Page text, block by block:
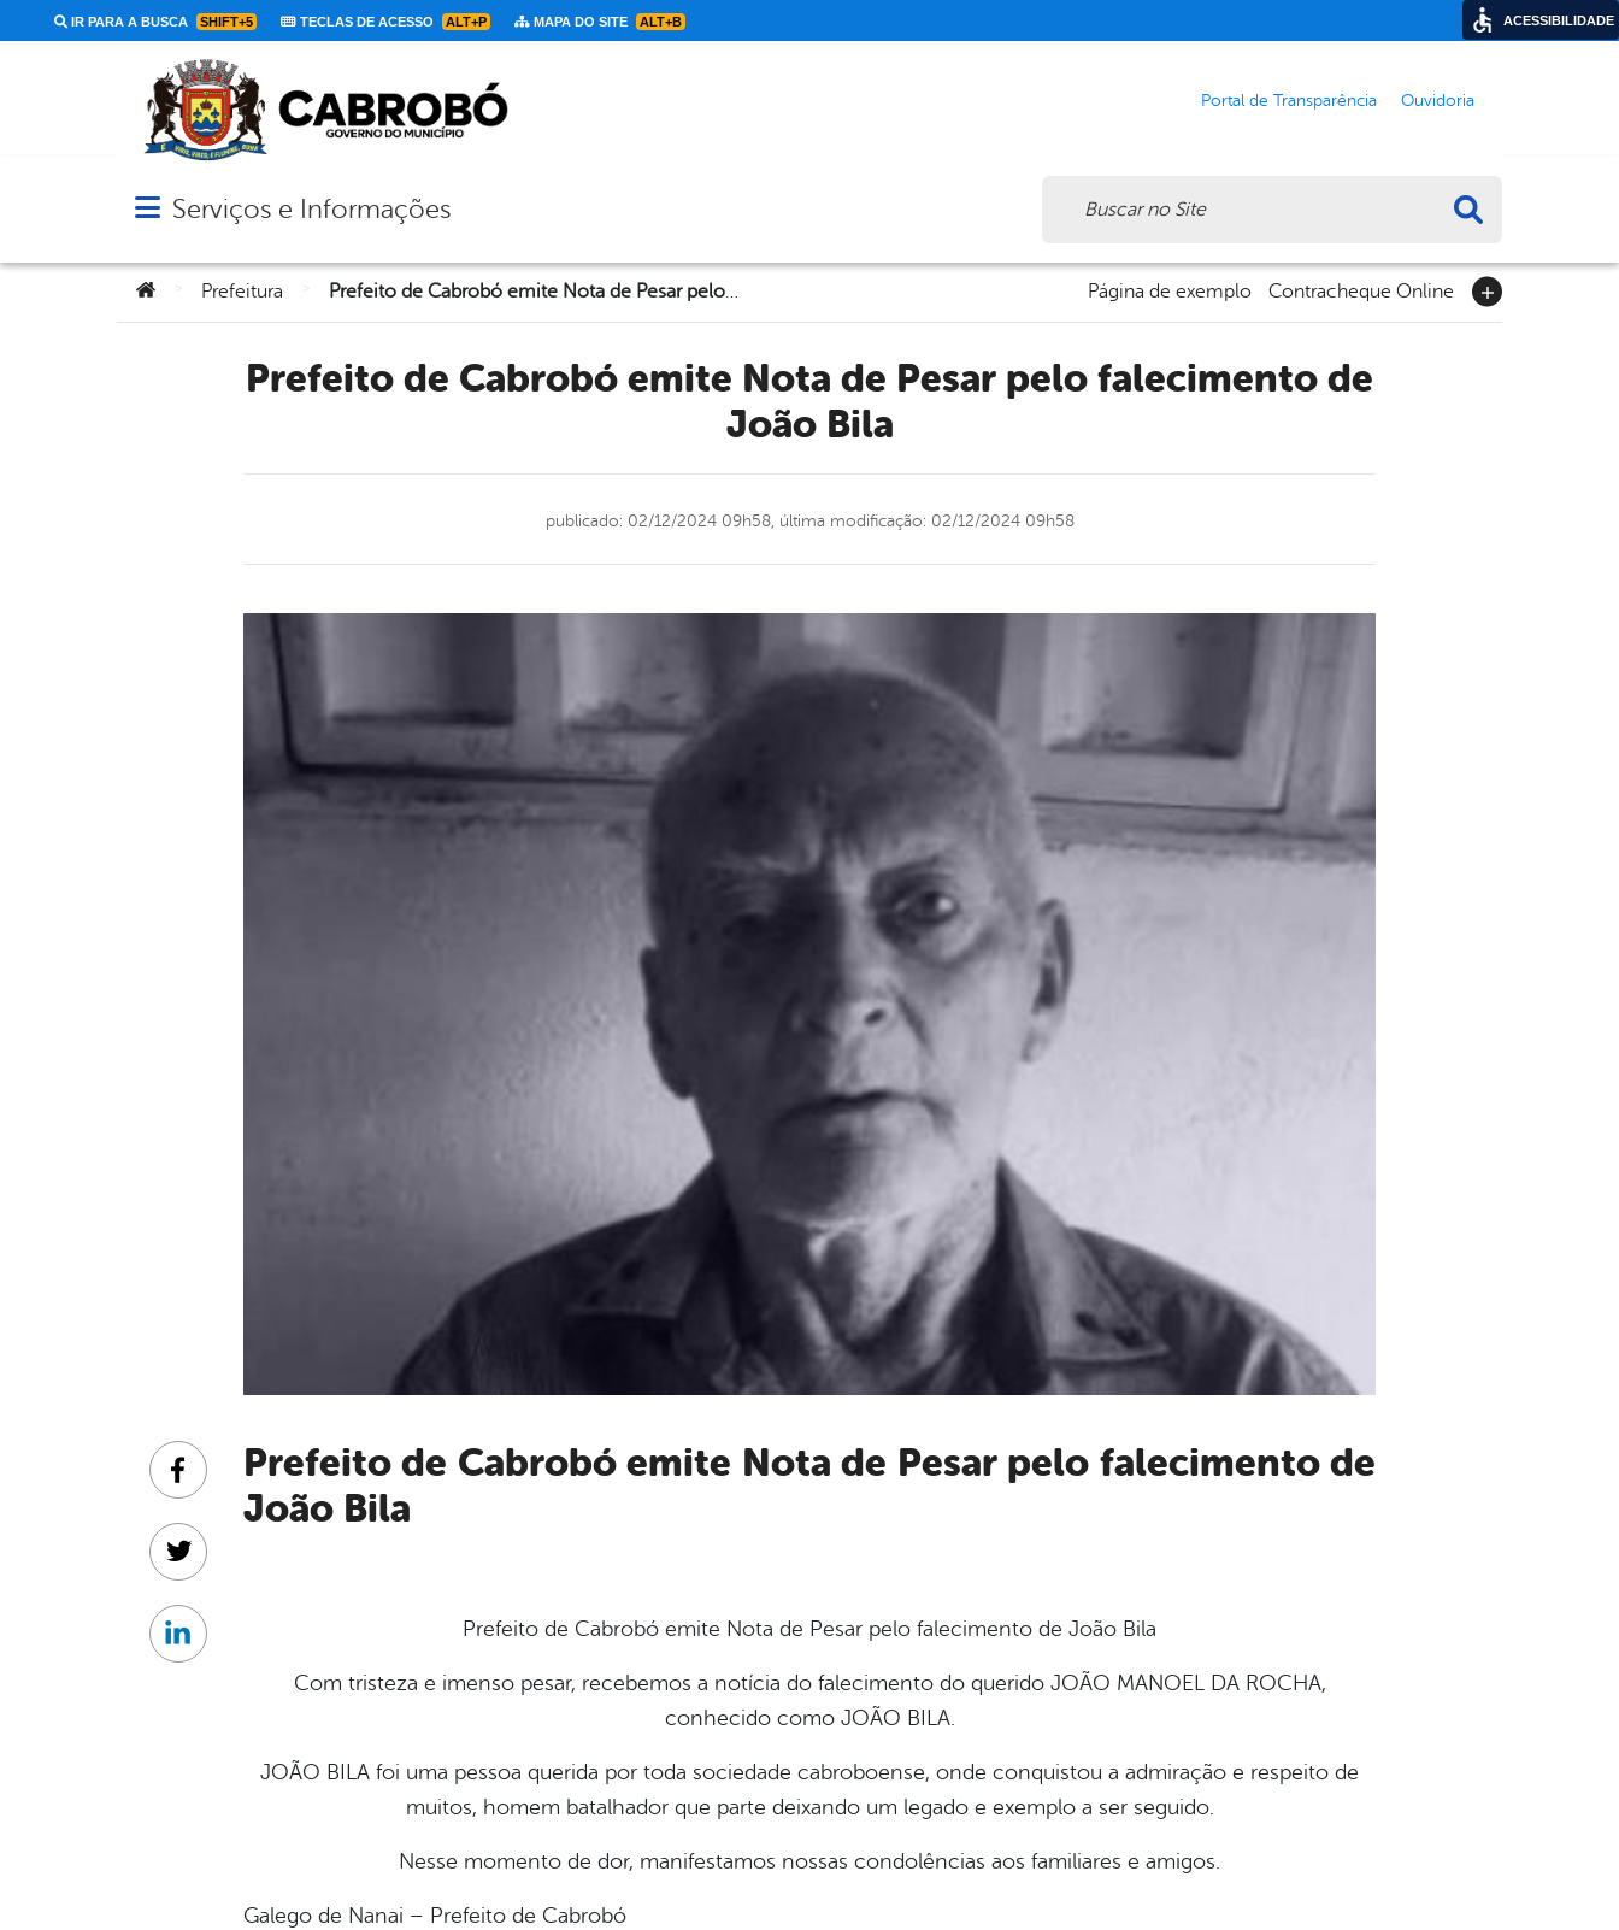
IR PARA A BUSCA SHIFT+5 TECLAS DE ACESSO ALT+P MAPA DO SITE ALT+B
Portal de Transparência Ouvidoria
Abrir menu principal de navegação
Serviços e Informações
Você está aqui:
Prefeitura Prefeito de Cabrobó emite Nota de Pesar pelo falecimento de João Bila Página de exemplo Contracheque Online
Prefeito de Cabrobó emite Nota de Pesar pelo falecimento de
João Bila
publicado: 02/12/2024 09h58, última modificação: 02/12/2024 09h58
Prefeito de Cabrobó emite Nota de Pesar pelo falecimento de
João Bila
Prefeito de Cabrobó emite Nota de Pesar pelo falecimento de João Bila
Com tristeza e imenso pesar, recebemos a notícia do falecimento do querido JOÃO MANOEL DA ROCHA,
conhecido como JOÃO BILA.
JOÃO BILA foi uma pessoa querida por toda sociedade cabroboense, onde conquistou a admiração e respeito de
muitos, homem batalhador que parte deixando um legado e exemplo a ser seguido.
Nesse momento de dor, manifestamos nossas condolências aos familiares e amigos.
Galego de Nanai – Prefeito de Cabrobó
Facebook
Twitter
Linkedin
ACESSIBILIDADE